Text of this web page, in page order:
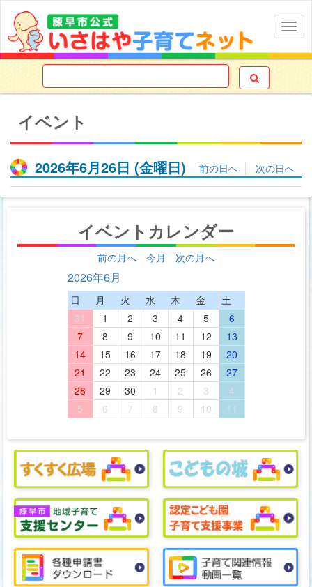

イベント
2026年6月26日 (金曜日) 前の日へ 次の日へ
イベントカレンダー
前の月へ 今月 次の月へ
2026年6月
日 月 火 水 木 金
土
31
1 2 3 4 5
6
7
8 9 10 11 12
13
14
15 16 17 18 19
20
21
22 23 24 25 26
27
28
29 30 1 2 3
4
5
6 7 8 9 10 11